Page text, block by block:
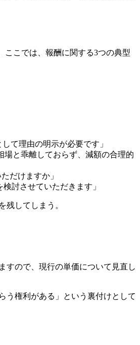
ここでは、報酬に関する3つの典型
て理由の明示が必要です」
場と乖離しておらず、減額の合理的
だけますか」
討させていただきます」
残してしまう。
すので、現行の単価について見直し
う権利がある」という裏付けとして